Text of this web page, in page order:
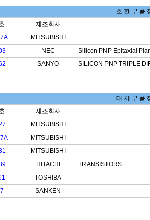
호 환 부 품
제조회사
MITSUBISHI
NEC
Silicon PNP Epitaxial
SANYO SILICON PNP TRIPLE
대 치 부 품
제조회사
MITSUBISHI
MITSUBISHI
MITSUBISHI
HITACHI
TRANSISTORS
TOSHIBA
SANKEN